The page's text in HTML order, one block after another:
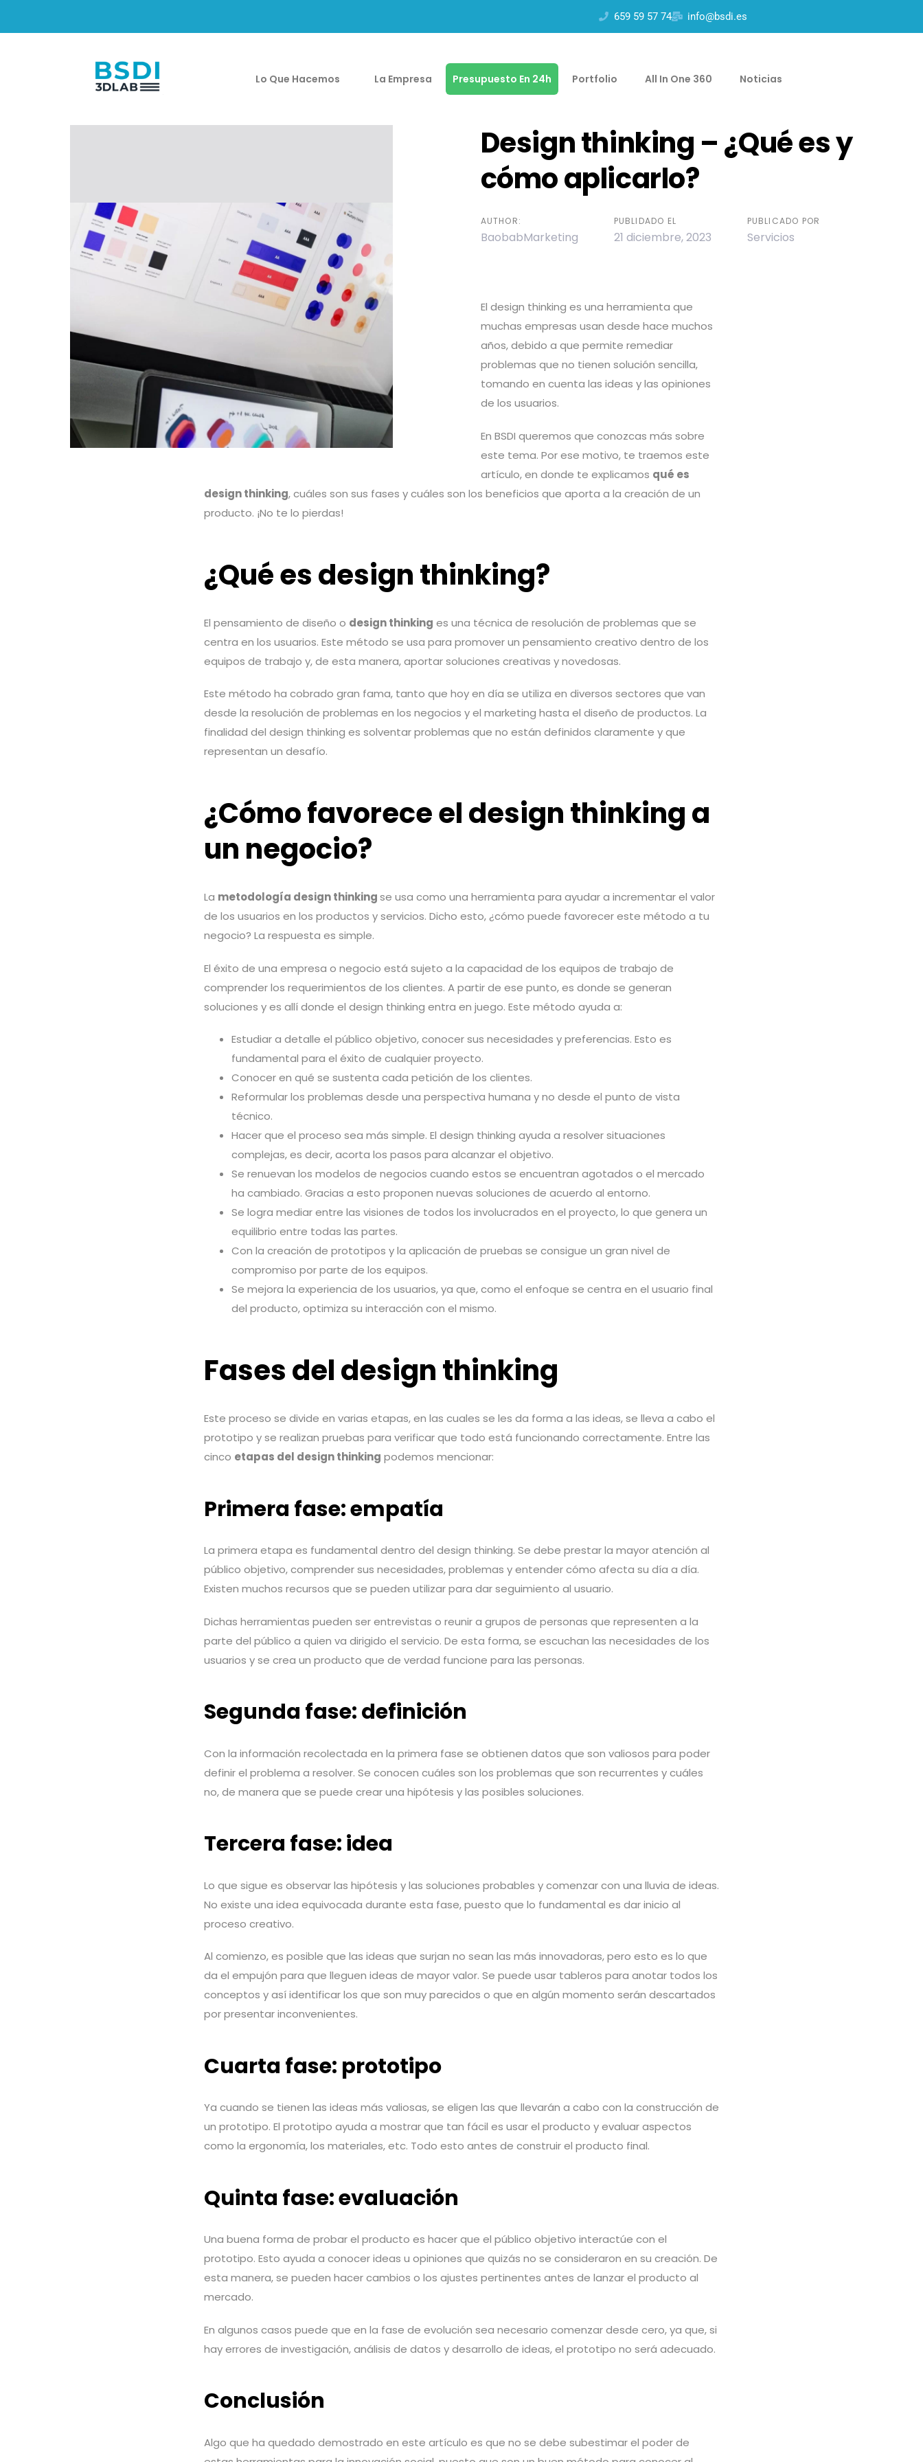
659 59 57 74 info@bsdi.es
Lo Que Hacemos La Empresa Presupuesto En 24h Portfolio All In One 360 Noticias
Design thinking – ¿Qué es y
cómo aplicarlo?
AUTHOR:
BaobabMarketing
PUBLIDADO EL
21 diciembre, 2023
PUBLICADO POR
Servicios
El design thinking es una herramienta que
muchas empresas usan desde hace muchos
años, debido a que permite remediar
problemas que no tienen solución sencilla,
tomando en cuenta las ideas y las opiniones
de los usuarios.
En BSDI queremos que conozcas más sobre
este tema. Por ese motivo, te traemos este
artículo, en donde te explicamos qué es
design thinking, cuáles son sus fases y cuáles son los beneficios que aporta a la creación de un
producto. ¡No te lo pierdas!
¿Qué es design thinking?
El pensamiento de diseño o design thinking es una técnica de resolución de problemas que se
centra en los usuarios. Este método se usa para promover un pensamiento creativo dentro de los
equipos de trabajo y, de esta manera, aportar soluciones creativas y novedosas.
Este método ha cobrado gran fama, tanto que hoy en día se utiliza en diversos sectores que van
desde la resolución de problemas en los negocios y el marketing hasta el diseño de productos. La
finalidad del design thinking es solventar problemas que no están definidos claramente y que
representan un desafío.
¿Cómo favorece el design thinking a
un negocio?
La metodología design thinkingse usa como una herramienta para ayudar a incrementar el valor
de los usuarios en los productos y servicios. Dicho esto, ¿cómo puede favorecer este método a tu
negocio? La respuesta es simple.
El éxito de una empresa o negocio está sujeto a la capacidad de los equipos de trabajo de
comprender los requerimientos de los clientes. A partir de ese punto, es donde se generan
soluciones y es allí donde el design thinking entra en juego. Este método ayuda a:
Estudiar a detalle el público objetivo, conocer sus necesidades y preferencias. Esto es
fundamental para el éxito de cualquier proyecto.
Conocer en qué se sustenta cada petición de los clientes.
Reformular los problemas desde una perspectiva humana y no desde el punto de vista
técnico.
Hacer que el proceso sea más simple. El design thinking ayuda a resolver situaciones
complejas, es decir, acorta los pasos para alcanzar el objetivo.
Se renuevan los modelos de negocios cuando estos se encuentran agotados o el mercado
ha cambiado. Gracias a esto proponen nuevas soluciones de acuerdo al entorno.
Se logra mediar entre las visiones de todos los involucrados en el proyecto, lo que genera un
equilibrio entre todas las partes.
Con la creación de prototipos y la aplicación de pruebas se consigue un gran nivel de
compromiso por parte de los equipos.
Se mejora la experiencia de los usuarios, ya que, como el enfoque se centra en el usuario final
del producto, optimiza su interacción con el mismo.
Fases del design thinking
Este proceso se divide en varias etapas, en las cuales se les da forma a las ideas, se lleva a cabo el
prototipo y se realizan pruebas para verificar que todo está funcionando correctamente. Entre las
cinco etapas del design thinking podemos mencionar:
Primera fase: empatía
La primera etapa es fundamental dentro del design thinking. Se debe prestar la mayor atención al
público objetivo, comprender sus necesidades, problemas y entender cómo afecta su día a día.
Existen muchos recursos que se pueden utilizar para dar seguimiento al usuario.
Dichas herramientas pueden ser entrevistas o reunir a grupos de personas que representen a la
parte del público a quien va dirigido el servicio. De esta forma, se escuchan las necesidades de los
usuarios y se crea un producto que de verdad funcione para las personas.
Segunda fase: definición
Con la información recolectada en la primera fase se obtienen datos que son valiosos para poder
definir el problema a resolver. Se conocen cuáles son los problemas que son recurrentes y cuáles
no, de manera que se puede crear una hipótesis y las posibles soluciones.
Tercera fase: idea
Lo que sigue es observar las hipótesis y las soluciones probables y comenzar con una lluvia de ideas.
No existe una idea equivocada durante esta fase, puesto que lo fundamental es dar inicio al
proceso creativo.
Al comienzo, es posible que las ideas que surjan no sean las más innovadoras, pero esto es lo que
da el empujón para que lleguen ideas de mayor valor. Se puede usar tableros para anotar todos los
conceptos y así identificar los que son muy parecidos o que en algún momento serán descartados
por presentar inconvenientes.
Cuarta fase: prototipo
Ya cuando se tienen las ideas más valiosas, se eligen las que llevarán a cabo con la construcción de
un prototipo. El prototipo ayuda a mostrar que tan fácil es usar el producto y evaluar aspectos
como la ergonomía, los materiales, etc. Todo esto antes de construir el producto final.
Quinta fase: evaluación
Una buena forma de probar el producto es hacer que el público objetivo interactúe con el
prototipo. Esto ayuda a conocer ideas u opiniones que quizás no se consideraron en su creación. De
esta manera, se pueden hacer cambios o los ajustes pertinentes antes de lanzar el producto al
mercado.
En algunos casos puede que en la fase de evolución sea necesario comenzar desde cero, ya que, si
hay errores de investigación, análisis de datos y desarrollo de ideas, el prototipo no será adecuado.
Conclusión
Algo que ha quedado demostrado en este artículo es que no se debe subestimar el poder de